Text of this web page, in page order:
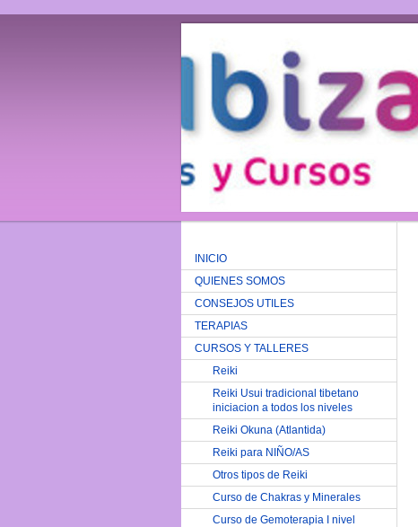
INICIO
QUIENES SOMOS
CONSEJOS UTILES
TERAPIAS
CURSOS Y TALLERES
Reiki
Reiki Usui tradicional tibetano
iniciacion a todos los niveles
Reiki Okuna (Atlantida)
Reiki para NIÑO/AS
Otros tipos de Reiki
Curso de Chakras y Minerales
Curso de Gemoterapia I nivel